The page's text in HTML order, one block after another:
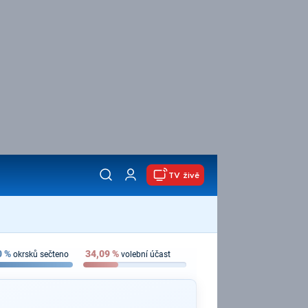
TV živě
% okrsků sečteno 34,09% volební účast